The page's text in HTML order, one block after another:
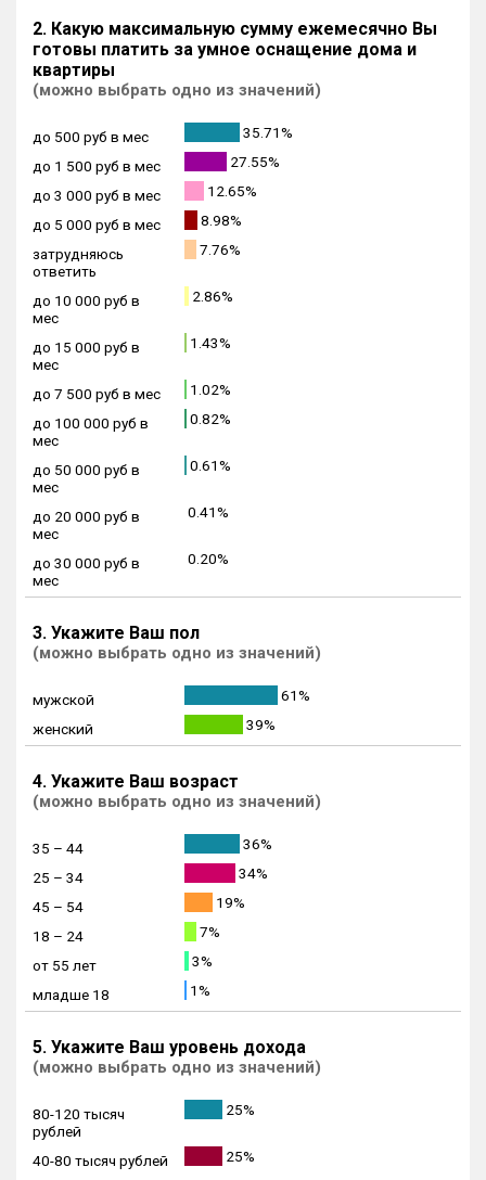
2. Какую максимальную сумму ежемесячно Вы
готовы платить за умное оснащение дома и
квартиры
(можно выбрать одно из значений)
до 500 руб в мес
35.71%
до 1 500 руб в мес
27.55%
до 3 000 руб в мес
12.65%
до 5 000 руб в мес
8.98%
затрудняюсь
ответить
7.76%
до 10 000 руб в
мес
2.86%
до 15 000 руб в
мес
1.43%
до 7 500 руб в мес
1.02%
до 100 000 руб в
мес
0.82%
до 50 000 руб в
мес
0.61%
до 20 000 руб в
мес
0.41%
до 30 000 руб в
мес
0.20%
3. Укажите Ваш пол
(можно выбрать одно из значений)
мужской
61%
женский
39%
4. Укажите Ваш возраст
(можно выбрать одно из значений)
35 – 44
36%
25 – 34
34%
45 – 54
19%
18 – 24
7%
от 55 лет
3%
младше 18
1%
5. Укажите Ваш уровень дохода
(можно выбрать одно из значений)
80-120 тысяч
рублей
25%
40-80 тысяч рублей 25%